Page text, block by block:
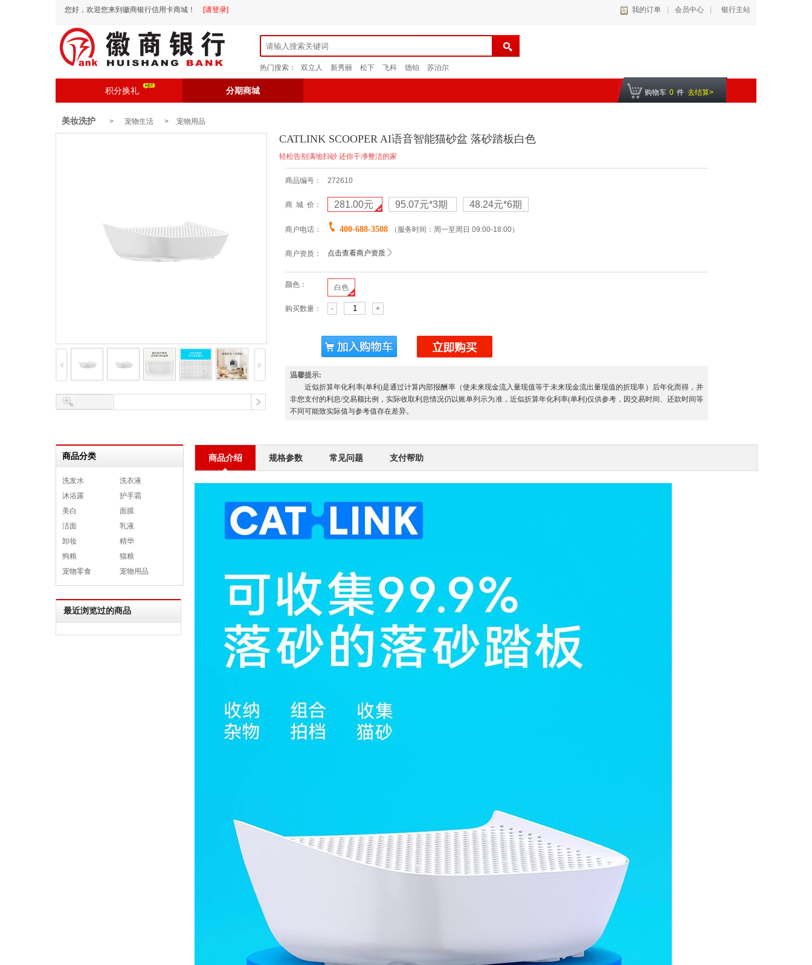
您好，欢迎您来到徽商银行信用卡商城！ [请登录] 我的订单 会员中心 银行主站
热门搜索： 双立人 新秀丽 松下 飞科 德铂 苏泊尔
积分换礼 分期商城 购物车 0 件 去结算>
美妆洗护 > 宠物生活 > 宠物用品
CATLINK SCOOPER AI语音智能猫砂盆 落砂踏板白色
轻松告别满地扫砂 还你干净整洁的家
商品编号： 272610
商 城 价： 281.00元 95.07元*3期 48.24元*6期
商户电话： 400-688-3508 （服务时间：周一至周日 09:00-18:00）
商户资质： 点击查看商户资质
颜色： 白色
购买数量： - +
温馨提示:
近似折算年化利率(单利)是通过计算内部报酬率（使未来现金流入量现值等于未来现金流出量现值的折现率）后年化而得，并
非您支付的利息/交易额比例，实际收取利息情况仍以账单列示为准，近似折算年化利率(单利)仅供参考，因交易时间、还款时间等
不同可能致实际值与参考值存在差异。
商品分类
洗发水
洗衣液
沐浴露
护手霜
美白
面膜
洁面
乳液
卸妆
精华
狗粮
猫粮
宠物零食
宠物用品
最近浏览过的商品
商品介绍 规格参数 常见问题 支付帮助